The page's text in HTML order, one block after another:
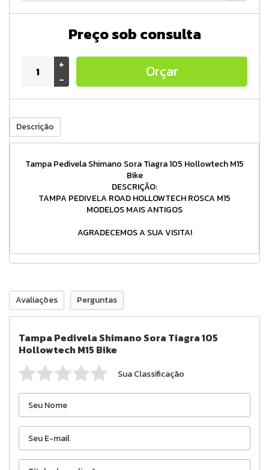
Preço sob consulta
+
-
Orçar
Descrição
Tampa Pedivela Shimano Sora Tiagra 105 Hollowtech M15
Bike
DESCRIÇÃO:
TAMPA PEDIVELA ROAD HOLLOWTECH ROSCA M15
MODELOS MAIS ANTIGOS
AGRADECEMOS A SUA VISITA!
Avaliações Perguntas
Tampa Pedivela Shimano Sora Tiagra 105
Hollowtech M15 Bike
Sua Classificação